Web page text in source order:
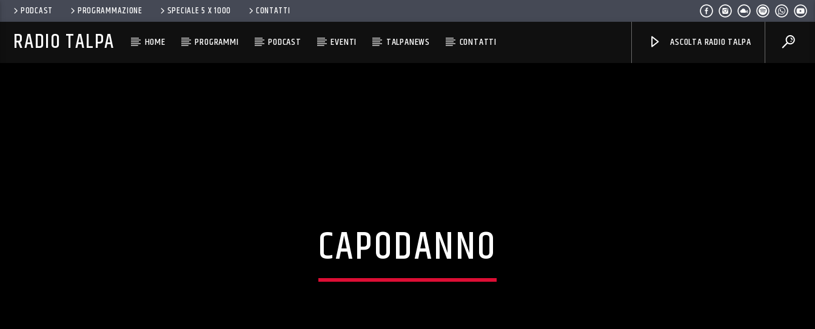
PODCAST PROGRAMMAZIONE SPECIALE 5 X 1000 CONTATTI
RADIO TALPA HOME PROGRAMMI PODCAST EVENTI TALPANEWS CONTATTI ASCOLTA RADIO TALPA
CAPODANNO